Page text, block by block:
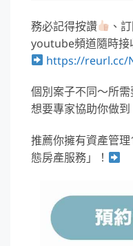
務必記得按讚
、
youtube頻道隨時接
https://reurl.cc/
個別案子不同～所
想要專家協助你做到
推薦你擁有資產管
態房產服務」！